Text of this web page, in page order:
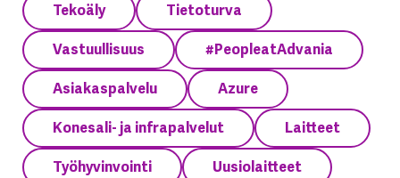
Tekoäly Tietoturva
Vastuullisuus #PeopleatAdvania
Asiakaspalvelu Azure
Konesali- ja infrapalvelut Laitteet
Työhyvinvointi Uusiolaitteet